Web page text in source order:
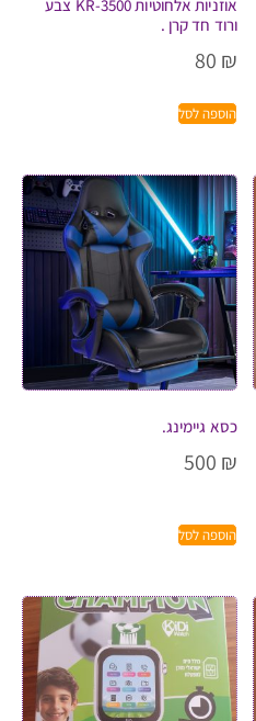
אוזניות אלחוטיות KR-3500 צבע
ורוד חד קרן .
80 ₪
הוספה לסל
כסא גיימינג.
500 ₪
הוספה לסל